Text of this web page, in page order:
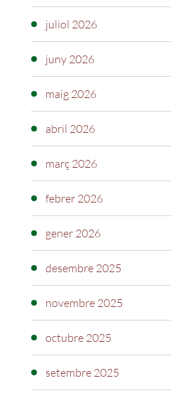
juliol 2026
juny 2026
maig 2026
abril 2026
març 2026
febrer 2026
gener 2026
desembre 2025
novembre 2025
octubre 2025
setembre 2025